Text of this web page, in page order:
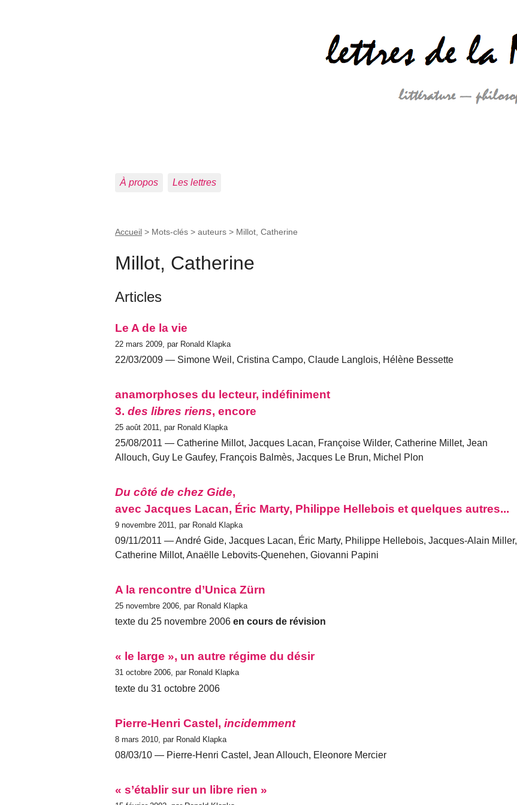
À propos Les lettres
Accueil > Mots-clés > auteurs > Millot, Catherine
Millot, Catherine
Articles
Le A de la vie
22 mars 2009, par Ronald Klapka
22/03/2009 — Simone Weil, Cristina Campo, Claude Langlois, Hélène Bessette
anamorphoses du lecteur, indéfiniment
3. des libres riens, encore
25 août 2011, par Ronald Klapka
25/08/2011 — Catherine Millot, Jacques Lacan, Françoise Wilder, Catherine Millet, Jean
Allouch, Guy Le Gaufey, François Balmès, Jacques Le Brun, Michel Plon
Du côté de chez Gide,
avec Jacques Lacan, Éric Marty, Philippe Hellebois et quelques autres...
9 novembre 2011, par Ronald Klapka
09/11/2011 — André Gide, Jacques Lacan, Éric Marty, Philippe Hellebois, Jacques-Alain Miller,
Catherine Millot, Anaëlle Lebovits-Quenehen, Giovanni Papini
A la rencontre d’Unica Zürn
25 novembre 2006, par Ronald Klapka
texte du 25 novembre 2006 en cours de révision
« le large », un autre régime du désir
31 octobre 2006, par Ronald Klapka
texte du 31 octobre 2006
Pierre-Henri Castel, incidemment
8 mars 2010, par Ronald Klapka
08/03/10 — Pierre-Henri Castel, Jean Allouch, Eleonore Mercier
« s’établir sur un libre rien »